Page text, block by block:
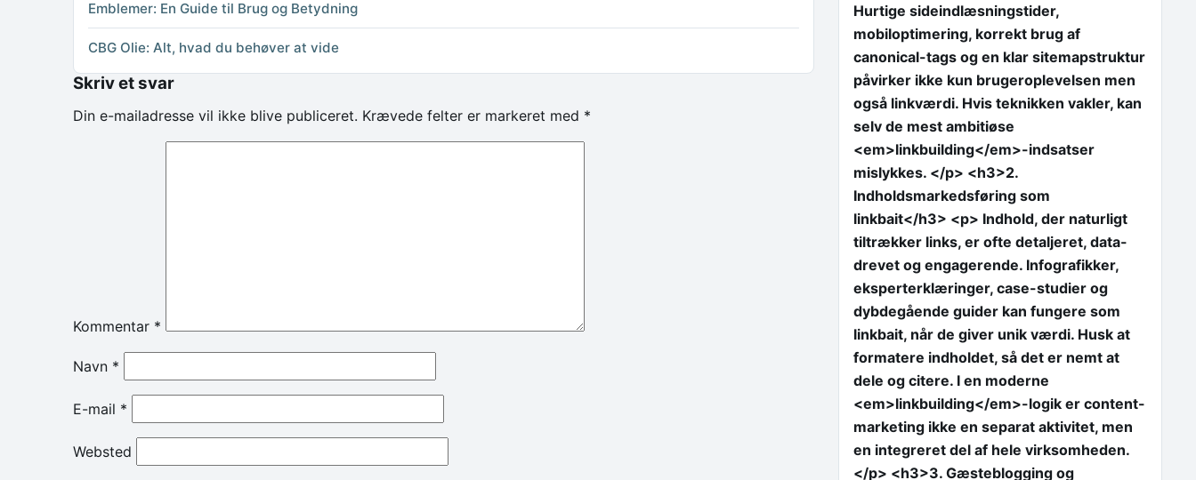
Emblemer: En Guide til Brug og Betydning
CBG Olie: Alt, hvad du behøver at vide
Skriv et svar
Din e-mailadresse vil ikke blive publiceret. Krævede felter er markeret med *
Kommentar *
Navn *
E-mail *
Websted
Hurtige sideindlæsningstider,
mobiloptimering, korrekt brug af
canonical-tags og en klar sitemapstruktur
påvirker ikke kun brugeroplevelsen men
også linkværdi. Hvis teknikken vakler, kan
selv de mest ambitiøse
<em>linkbuilding</em>-indsatser
mislykkes. </p> <h3>2.
Indholdsmarkedsføring som
linkbait</h3> <p> Indhold, der naturligt
tiltrækker links, er ofte detaljeret, data-
drevet og engagerende. Infografikker,
eksperterklæringer, case-studier og
dybdegående guider kan fungere som
linkbait, når de giver unik værdi. Husk at
formatere indholdet, så det er nemt at
dele og citere. I en moderne
<em>linkbuilding</em>-logik er content-
marketing ikke en separat aktivitet, men
en integreret del af hele virksomheden.
</p> <h3>3. Gæsteblogging og